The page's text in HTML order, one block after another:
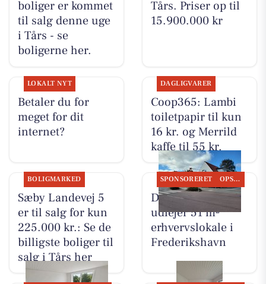
boliger er kommet
til salg denne uge
i Tårs - se
boligerne her.
Tårs. Priser op til
15.900.000 kr
LOKALT NYT
Betaler du for
meget for dit
internet?
DAGLIGVARER
Coop365: Lambi
toiletpapir til kun
16 kr. og Merrild
kaffe til 55 kr.
BOLIGMARKED
Sæby Landevej 5
er til salg for kun
225.000 kr.: Se de
billigste boliger til
salg i Tårs her
SPONSORERET OPSLAGSTAVLEN
DanSeb ApS
udlejer 51 m²
erhvervslokale i
Frederikshavn